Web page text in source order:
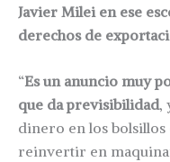
Javier Milei en ese
derechos de
“Es un anuncio muy
que da previsibilidad,
dinero en los
reinvertir en